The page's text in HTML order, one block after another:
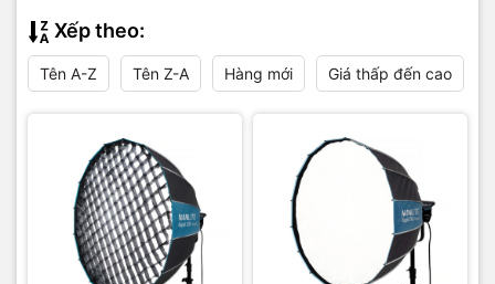
Xếp theo:
Tên A-Z Tên Z-A Hàng mới Giá thấp đến cao